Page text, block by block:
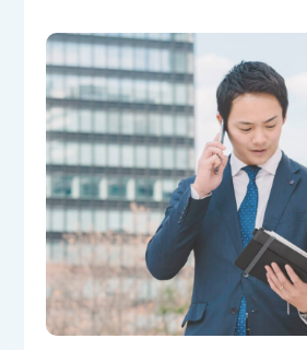
料飲宴会部 中国料理〈南園〉
料飲宴会部〈カクテル&ティーラウンジ〉
調理部樹林調理
総務部総務
宿泊部宿泊セールス
営業戦略室企画広報
新卒採用
中途採用
アルバイト採用